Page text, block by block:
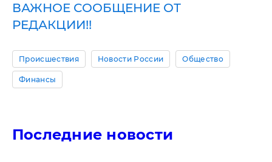
ВАЖНОЕ СООБЩЕНИЕ ОТ
РЕДАКЦИИ!!
Происшествия Новости России Общество
Финансы
Последние новости